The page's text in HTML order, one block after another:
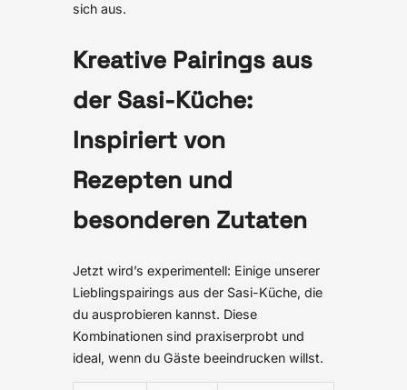
sich aus.
Kreative Pairings aus
der Sasi-Küche:
Inspiriert von
Rezepten und
besonderen Zutaten
Jetzt wird’s experimentell: Einige unserer
Lieblingspairings aus der Sasi-Küche, die
du ausprobieren kannst. Diese
Kombinationen sind praxiserprobt und
ideal, wenn du Gäste beeindrucken willst.